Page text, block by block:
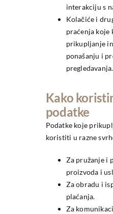
interakciju s
Kolačiće i
praćenja koje
prikupljanje
ponašanju i
pregledavanja.
Kako
podatke
Podatke koje
koristiti u razne
Za pružanje i
proizvoda i
Za obradu i
plaćanja.
Za